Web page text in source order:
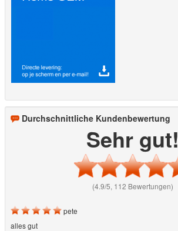
Durchschnittliche Kundenbewertung
Sehr gut!
(4.9/5, 112 Bewertungen)
pete
alles gut